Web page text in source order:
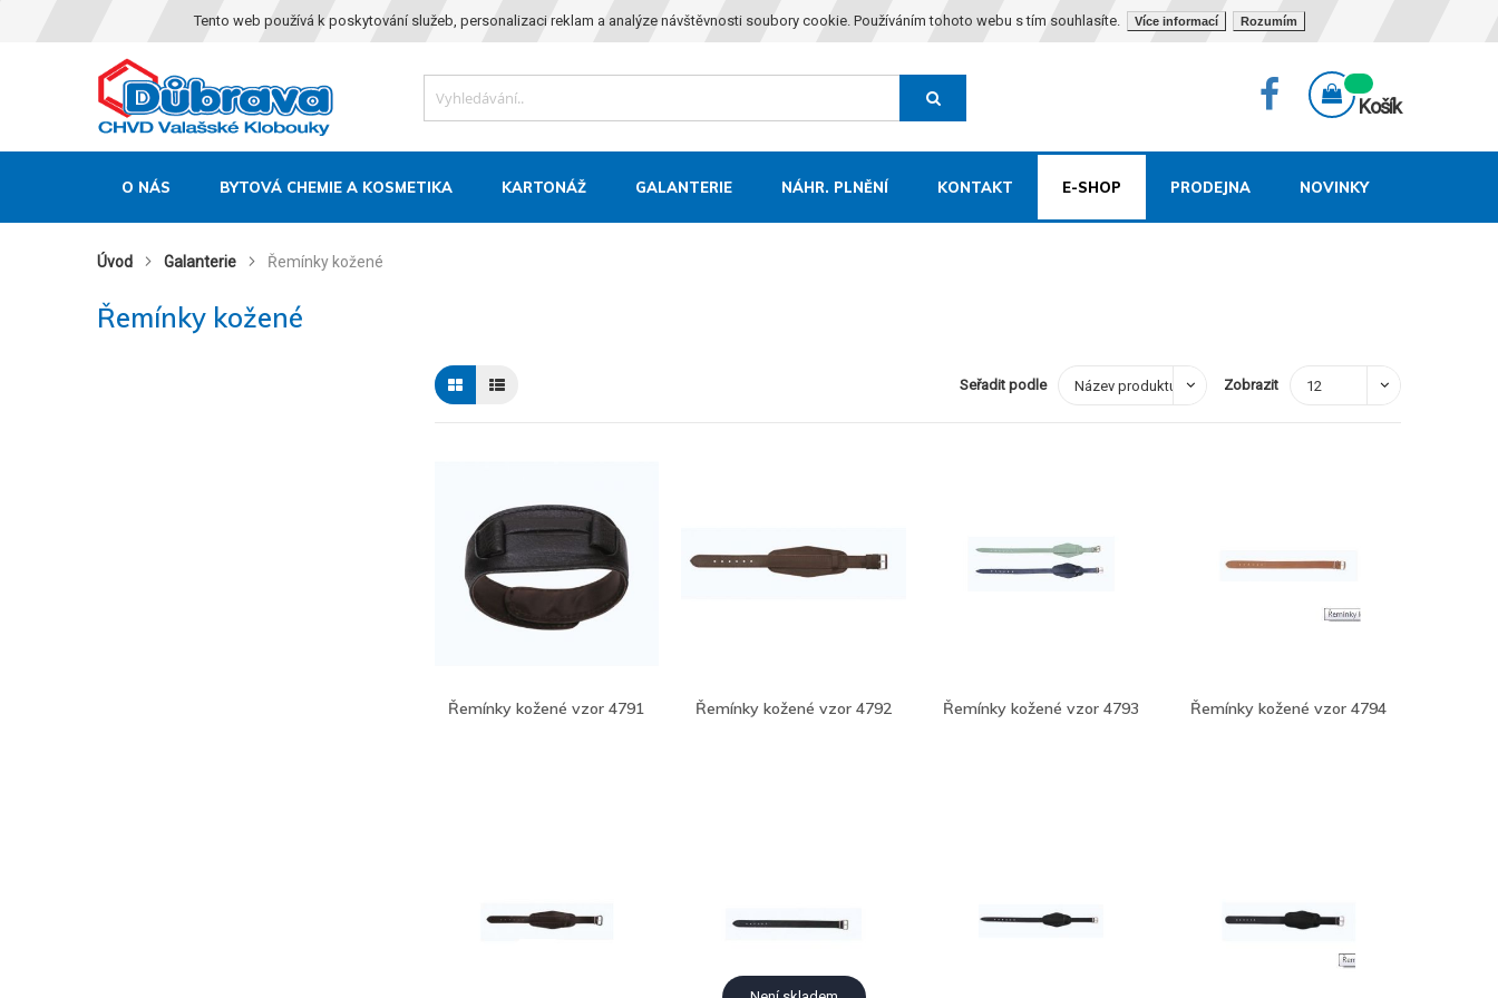
Tento web používá k poskytování služeb, personalizaci reklam a analýze návštěvnosti soubory cookie. Používáním tohoto webu s tím souhlasíte. Více informací Rozumím
Košík
O NÁS BYTOVÁ CHEMIE A KOSMETIKA KARTONÁŽ GALANTERIE NÁHR. PLNĚNÍ KONTAKT E-SHOP PRODEJNA NOVINKY
Úvod Galanterie Řemínky kožené
Řemínky kožené
Zobrazit
Seřadit podle
Řemínky kožené vzor 4791 Řemínky kožené vzor 4792 Řemínky kožené vzor 4793 Řemínky kožené vzor 4794